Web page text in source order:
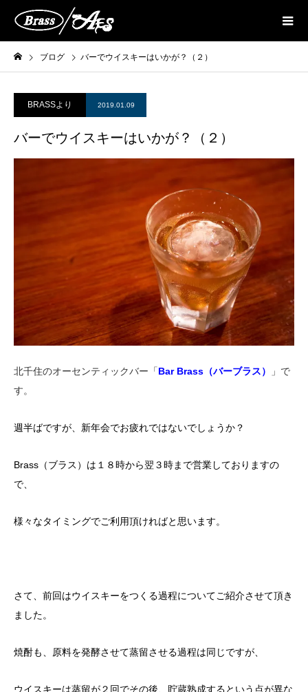
ブログ バーでウイスキーはいかが？（２）
BRASSより 2019.01.09
バーでウイスキーはいかが？（２）
北千住のオーセンティックバー「Bar Brass（バーブラス）
」で
す。
週半ばですが、新年会でお疲れではないでしょうか？
Brass（ブラス）は１８時から翌３時まで営業しておりますの
で、
様々なタイミングでご利用頂ければと思います。
さて、前回はウイスキーをつくる過程についてご紹介させて頂き
ました。
焼酎も、原料を発酵させて蒸留させる過程は同じですが、
ウイスキーは蒸留が２回でその後、貯蔵熟成するという点が異な